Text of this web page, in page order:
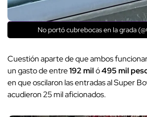
No portó cubrebocas en la grada
Cuestión aparte de que ambos
un gasto de entre192 miló495 mil
en que oscilaron las entradas al Super
acudieron 25 mil aficionados.